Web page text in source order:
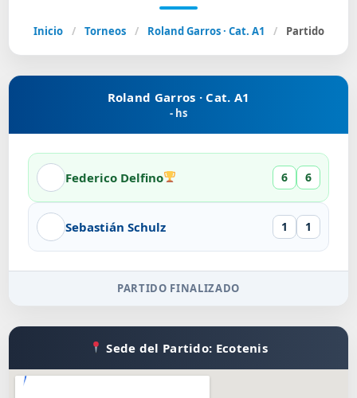
Inicio / Torneos / Roland Garros · Cat. A1 / Partido
Roland Garros · Cat. A1
- hs
Federico Delfino 6 6
Sebastián Schulz 1 1
PARTIDO FINALIZADO
Sede del Partido: Ecotenis